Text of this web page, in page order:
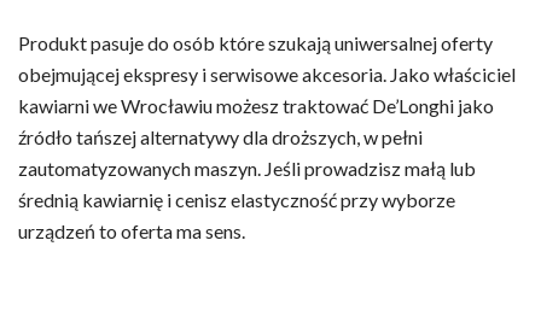
Produkt pasuje do osób które szukają uniwersalnej oferty
obejmującej ekspresy i serwisowe akcesoria. Jako właściciel
kawiarni we Wrocławiu możesz traktować De’Longhi jako
źródło tańszej alternatywy dla droższych, w pełni
zautomatyzowanych maszyn. Jeśli prowadzisz małą lub
średnią kawiarnię i cenisz elastyczność przy wyborze
urządzeń to oferta ma sens.